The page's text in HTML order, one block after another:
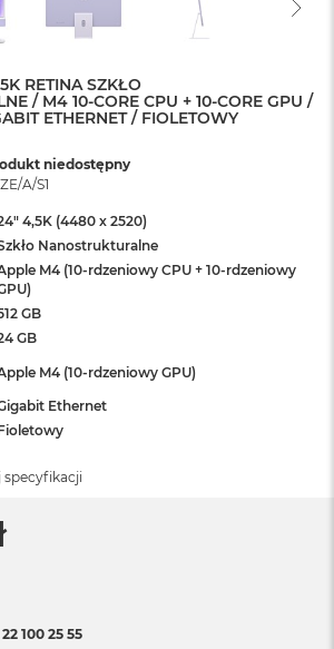
RETINA SZKŁO
/ M4 10-CORE CPU + 10-CORE GPU /
ETHERNET / FIOLETOWY
niedostępny
A/S1
4,5K (4480 x 2520)
Nanostrukturalne
M4 (10-rdzeniowy CPU + 10-rdzeniowy
GB
GB
M4 (10-rdzeniowy GPU)
Ethernet
specyfikacji
100 25 55